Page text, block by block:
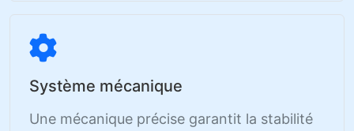
Système mécanique
Une mécanique précise garantit la stabilité